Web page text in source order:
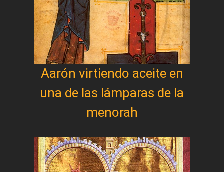
Aarón virtiendo aceite en
una de las lámparas de la
menorah